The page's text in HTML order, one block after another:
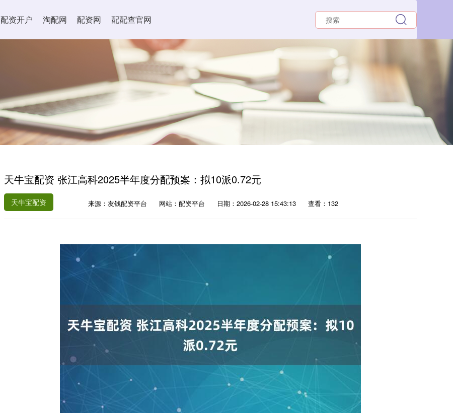
配资开户 淘配网 配资网 配配查官网
天牛宝配资 张江高科2025半年度分配预案：拟10派0.72元
天牛宝配资 来源：友钱配资平台 网站：配资平台 日期：2026-02-28 15:43:13 查看：132